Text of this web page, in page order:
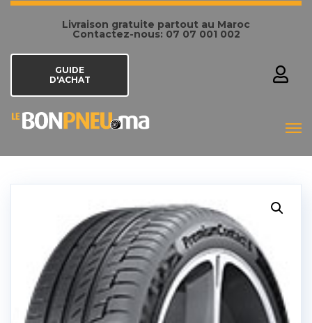
Livraison gratuite partout au Maroc
Contactez-nous: 07 07 001 002
GUIDE
D'ACHAT